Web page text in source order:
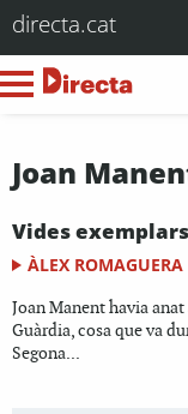
directa.cat
Joan
Vides
ÀLEX ROMAGUERA
Joan Manent havia
Guàrdia, cosa que va
Segona...